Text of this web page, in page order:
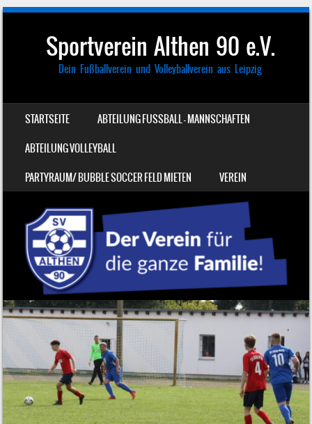
Sportverein Althen 90 e.V.
Dein Fußballverein und Volleyballverein aus Leipzig
MENU
SKIP TO CONTENT
STARTSEITE
ABTEILUNG FUSSBALL – MANNSCHAFTEN
ABTEILUNG VOLLEYBALL
PARTYRAUM/ BUBBLE SOCCER FELD MIETEN
VEREIN